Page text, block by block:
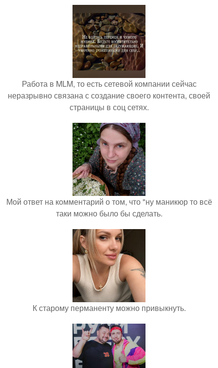
Работа в MLM, то есть сетевой компании сейчас
неразрывно связана с создание своего контента, своей
страницы в соц сетях.
Мой ответ на комментарий о том, что "ну маникюр то всё
таки можно было бы сделать.
К старому перманенту можно привыкнуть.